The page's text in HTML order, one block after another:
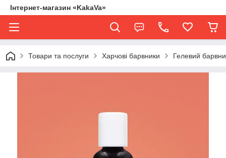
Інтернет-магазин «KakaVa»
Товари та послуги Харчові барвники Гелевий